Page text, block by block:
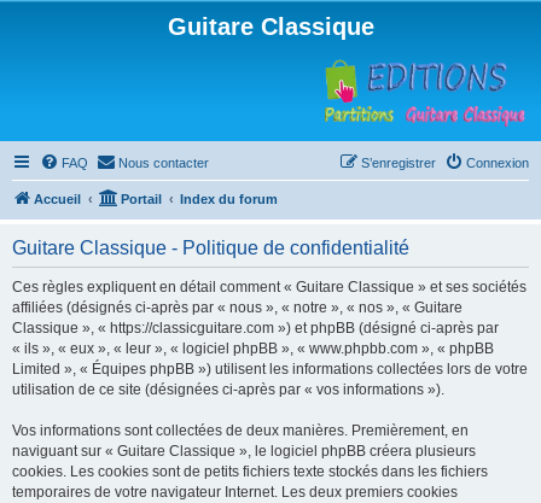
Guitare Classique
FAQ Nous contacter Connexion
S’enregistrer
Accueil Portail Index du forum
Guitare Classique - Politique de confidentialité
Ces règles expliquent en détail comment « Guitare Classique » et ses sociétés
affiliées (désignés ci-après par « nous », « notre », « nos », « Guitare
Classique », « https://classicguitare.com ») et phpBB (désigné ci-après par
« ils », « eux », « leur », « logiciel phpBB », « www.phpbb.com », « phpBB
Limited », « Équipes phpBB ») utilisent les informations collectées lors de votre
utilisation de ce site (désignées ci-après par « vos informations »).
Vos informations sont collectées de deux manières. Premièrement, en
naviguant sur « Guitare Classique », le logiciel phpBB créera plusieurs
cookies. Les cookies sont de petits fichiers texte stockés dans les fichiers
temporaires de votre navigateur Internet. Les deux premiers cookies